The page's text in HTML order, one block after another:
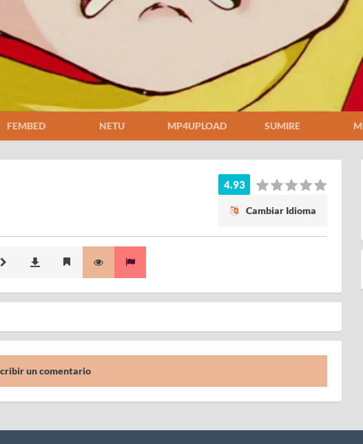
FEMBED NETU MP4UPLOAD SUMIRE
4.93
Cambiar Idioma
un comentario